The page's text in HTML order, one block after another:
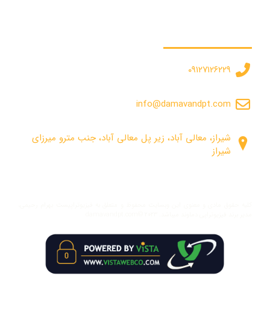
۰۹۱۲۷۱۲۶۲۲۹
info@damavandpt.com
شیراز، معالی آباد، زیر پل معالی آباد، جنب مترو میرزای
شیراز